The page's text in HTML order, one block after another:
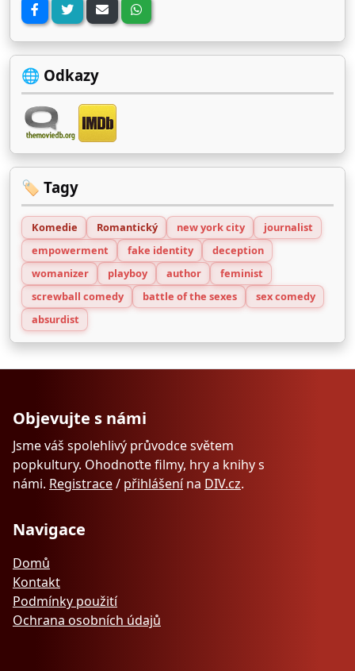
🌐 Odkazy
🏷️ Tagy
Komedie Romantický new york city
journalist
empowerment
fake identity
deception
womanizer
playboy author
feminist
screwball comedy
battle of the sexes
sex comedy
absurdist
Objevujte s námi
Jsme váš spolehlivý průvodce světem
popkultury. Ohodnoťte filmy, hry a knihy s
námi. Registrace/ přihlášenína DIV.cz.
Navigace
Domů
Kontakt
Podmínky použití
Ochrana osobních údajů